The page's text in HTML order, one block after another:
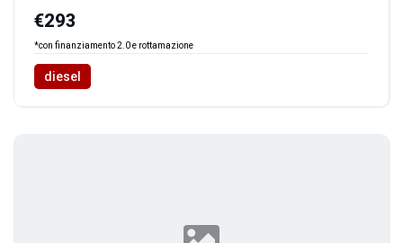
€293
*con finanziamento 2.0 e rottamazione
diesel